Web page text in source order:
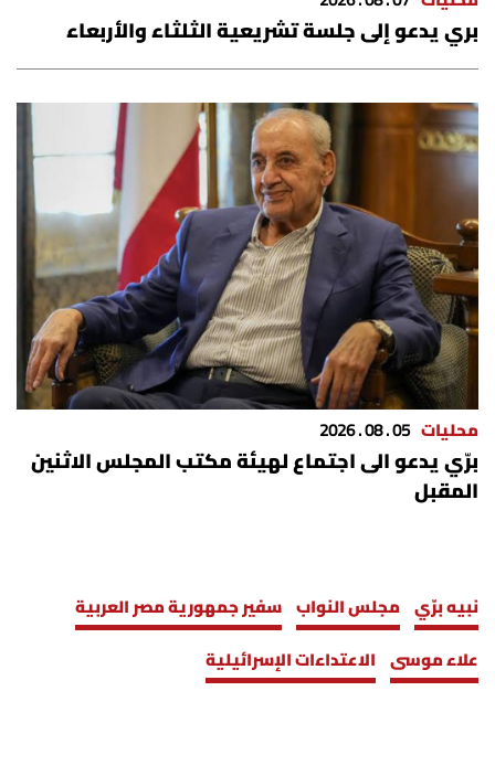
بري يدعو إلى جلسة تشريعية الثلثاء والأربعاء
محليات 05 . 08 . 2026
برّي يدعو الى اجتماع لهيئة مكتب المجلس الاثنين
المقبل
نبيه برّي مجلس النواب سفير جمهورية مصر العربية
علاء موسى الاعتداءات الإسرائيلية